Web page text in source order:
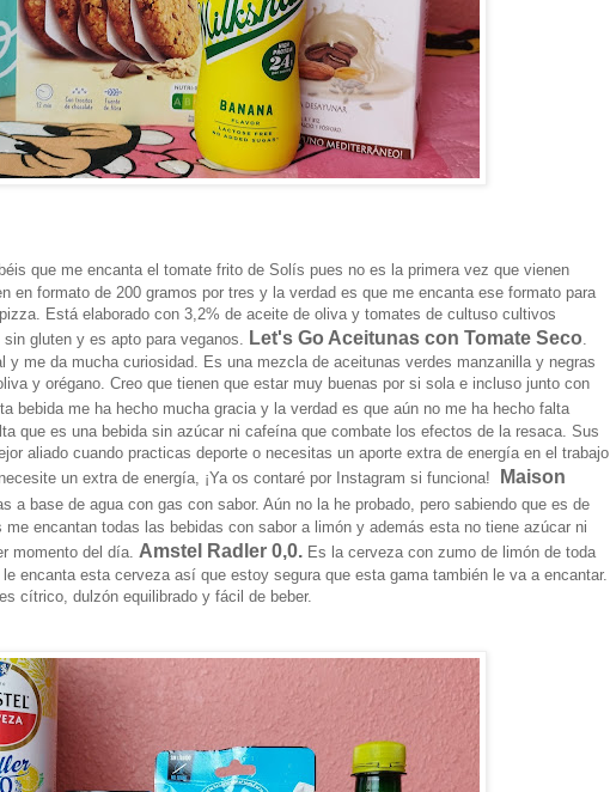
que me encanta el tomate frito de Solís pues no es la primera vez que vienen
formato de 200 gramos por tres y la verdad es que me encanta ese formato para
Está elaborado con 3,2% de aceite de oliva y tomates de cultuso cultivos
gluten y es apto para veganos.
Let's Go Aceitunas con Tomate Seco
y me da mucha curiosidad. Es una mezcla de aceitunas verdes manzanilla y negras
y orégano. Creo que tienen que estar muy buenas por si sola e incluso junto con
bebida me ha hecho mucha gracia y la verdad es que aún no me ha hecho falta
que es una bebida sin azúcar ni cafeína que combate los efectos de la resaca. Sus
aliado cuando practicas deporte o necesitas un aporte extra de energía en el trabajo
un extra de energía, ¡Ya os contaré por Instagram si funciona!
Maison
a base de agua con gas con sabor. Aún no la he probado, pero sabiendo que es de
encantan todas las bebidas con sabor a limón y además esta no tiene azúcar ni
momento del día. Amstel Radler 0,0. Es la cerveza con zumo de limón de toda
encanta esta cerveza así que estoy segura que esta gama también le va a encantar.
cítrico, dulzón equilibrado y fácil de beber.